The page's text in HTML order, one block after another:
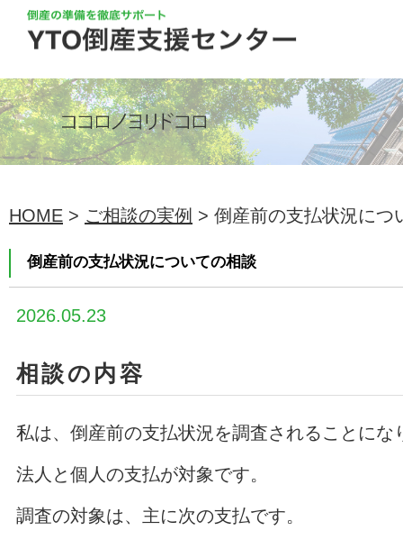
HOME > ご相談の実例 > 倒産前の支払状況につ
倒産前の支払状況についての相談
2026.05.23
相談の内容
私は、倒産前の支払状況を調査されることにな
法人と個人の支払が対象です。
調査の対象は、主に次の支払です。